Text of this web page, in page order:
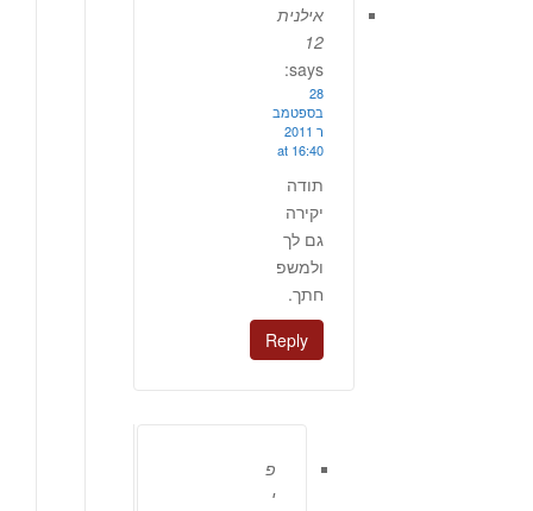
אילנית
12
says:
28
בספטמב
ר 2011
at 16:40
תודה
יקירה
גם לך
ולמשפ
חתך.
Reply
פ
י